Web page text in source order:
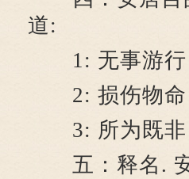
道:
1: 无事游行
2: 损伤物命
3: 所为既非
五：释名. 安